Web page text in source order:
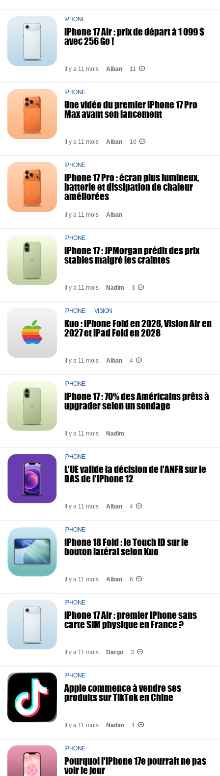
IPHONE
iPhone 17 Air : prix de départ à 1 099 $
avec 256 Go !
Il y a 11 mois Alban 11
IPHONE
Une vidéo du premier iPhone 17 Pro
Max avant son lancement
Il y a 11 mois Alban 10
IPHONE
iPhone 17 Pro : écran plus lumineux,
batterie et dissipation de chaleur
améliorées
Il y a 11 mois Alban
IPHONE
iPhone 17 : JPMorgan prédit des prix
stables malgré les craintes
Il y a 11 mois Nadim 3
IPHONE VISION
Kuo : iPhone Fold en 2026, Vision Air en
2027 et iPad Fold en 2028
Il y a 11 mois Alban 4
IPHONE
iPhone 17 : 70% des Américains prêts à
upgrader selon un sondage
Il y a 11 mois Nadim
IPHONE
L'UE valide la décision de l'ANFR sur le
DAS de l'iPhone 12
Il y a 11 mois Alban 4
IPHONE
iPhone 18 Fold : le Touch ID sur le
bouton latéral selon Kuo
Il y a 11 mois Alban 6
IPHONE
iPhone 17 Air : premier iPhone sans
carte SIM physique en France ?
Il y a 11 mois Dargo 3
IPHONE
Apple commence à vendre ses
produits sur TikTok en Chine
Il y a 11 mois Nadim 1
IPHONE
Pourquoi l'iPhone 17e pourrait ne pas
voir le jour